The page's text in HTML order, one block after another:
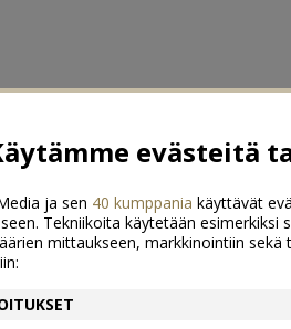
evästeitä
ja sen 40 kumppania käyttävät
Tekniikoita käytetään
mittaukseen, markkinointiin